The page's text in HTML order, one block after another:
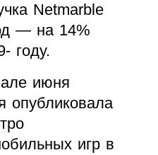
Netmarble
— на 14%
году.
июня
опубликовала
игр в